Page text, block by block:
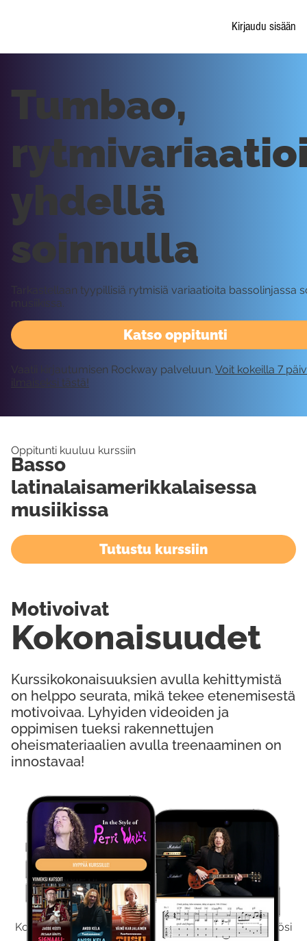
Kirjaudu sisään
Kokeile Ilmaiseksi
Kokeilemalla ilmaiseksi saat koko sisältömme käyttöösi
Katso oppitunti
Tumbao,
yhdellä
soinnulla
Tarkastellaan tyypillisiä rytmisiä variaatioita bassolinjassa
musiikissa.
Vaatii kirjautumisen Rockway palveluun. Voit kokeilla 7
ilmaiseksi tästä!
Oppitunti kuuluu kurssiin
Basso
latinalaisamerikkalaisessa
musiikissa
Tutustu kurssiin
Kurssikokonaisuuksien avulla kehittymistä
on helppo seurata, mikä tekee etenemisestä
motivoivaa. Lyhyiden videoiden ja
oppimisen tueksi rakennettujen
oheismateriaalien avulla treenaaminen on
innostavaa!
Kokonaisuudet
Motivoivat